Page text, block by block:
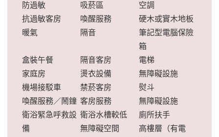
防過敏
吸菸區
空調
抗過敏客房
喚醒服務
硬木或實木地板
暖氣
隔音
筆記型電腦保險
箱
盒裝午餐
隔音客房
電梯
家庭房
燙衣設備
無障礙設施
機場接駁車
禁菸客房
熨斗
喚醒服務／鬧鐘 客房服務
無障礙設施
衛浴緊急呼救設
備
衛浴水槽較低
廁所扶手
無障礙空間
高樓層（有電